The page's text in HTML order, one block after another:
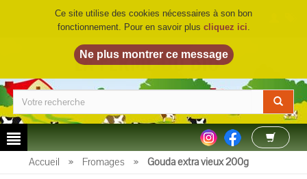
LA FERME DU BIO©
Accueil » Fromages » Gouda extra vieux 200g
Ce site utilise des cookies nécessaires à son bon
fonctionnement. Pour en savoir plus cliquez ici.